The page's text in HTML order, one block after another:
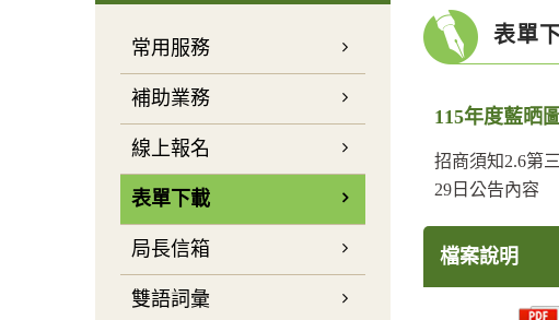
常用服務
補助業務
線上報名
表單下載
局長信箱
雙語詞彙
表單
115年度藍晒
招商須知2.6第
29日公告內容
檔案說明